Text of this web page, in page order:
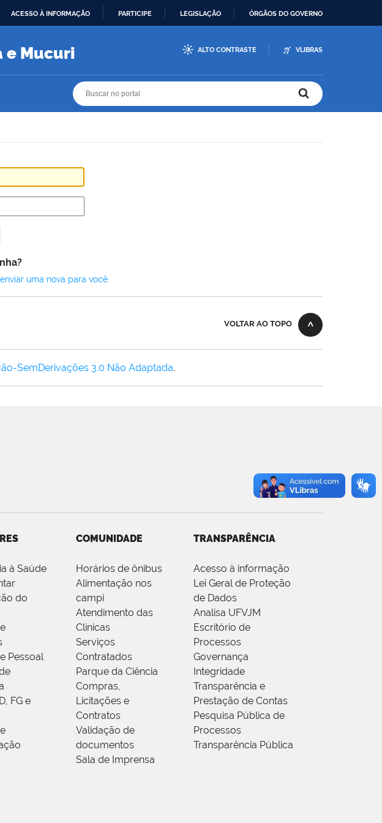
ACESSO À INFORMAÇÃO PARTICIPE LEGISLAÇÃO ÓRGÃOS DO GOVERNO
e Mucuri ALTO CONTRASTE VLIBRAS
uma nova para você
VOLTAR AO TOPO
SemDerivações 3.0 Não Adaptada.
à Saúde
do
Pessoal
FG e
COMUNIDADE
Horários de ônibus
Alimentação nos
campi
Atendimento das
Clínicas
Serviços
Contratados
Parque da Ciência
Compras,
Licitações e
Contratos
Validação de
documentos
Sala de Imprensa
TRANSPARÊNCIA
Acesso à informação
Lei Geral de Proteção
de Dados
Analisa UFVJM
Escritório de
Processos
Governança
Integridade
Transparência e
Prestação de Contas
Pesquisa Pública de
Processos
Transparência Pública